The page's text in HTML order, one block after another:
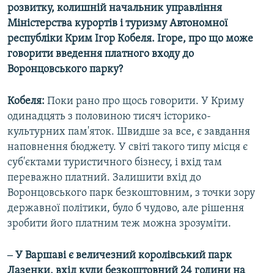
розвитку, колишній начальник управління
Міністерства курортів і туризму Автономної
республіки Крим Ігор Кобеля. Ігоре, про що може
говорити введення платного входу до
Воронцовського парку?
Кобеля: Поки рано про щось говорити. У Криму
одинадцять з половиною тисяч історико-
культурних пам'яток. Швидше за все, є завдання
наповнення бюджету. У світі такого типу місця є
суб'єктами туристичного бізнесу, і вхід там
переважно платний. Залишити вхід до
Воронцовського парк безкоштовним, з точки зору
державної політики, було б чудово, але рішення
зробити його платним теж можна зрозуміти.
‒ У Варшаві є величезний королівський парк